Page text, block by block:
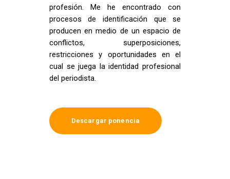
profesión. Me he encontrado con
procesos de identificación que se
producen en medio de un espacio de
conflictos, superposiciones,
restricciones y oportunidades en el
cual se juega la identidad profesional
del periodista.
Descargar ponencia